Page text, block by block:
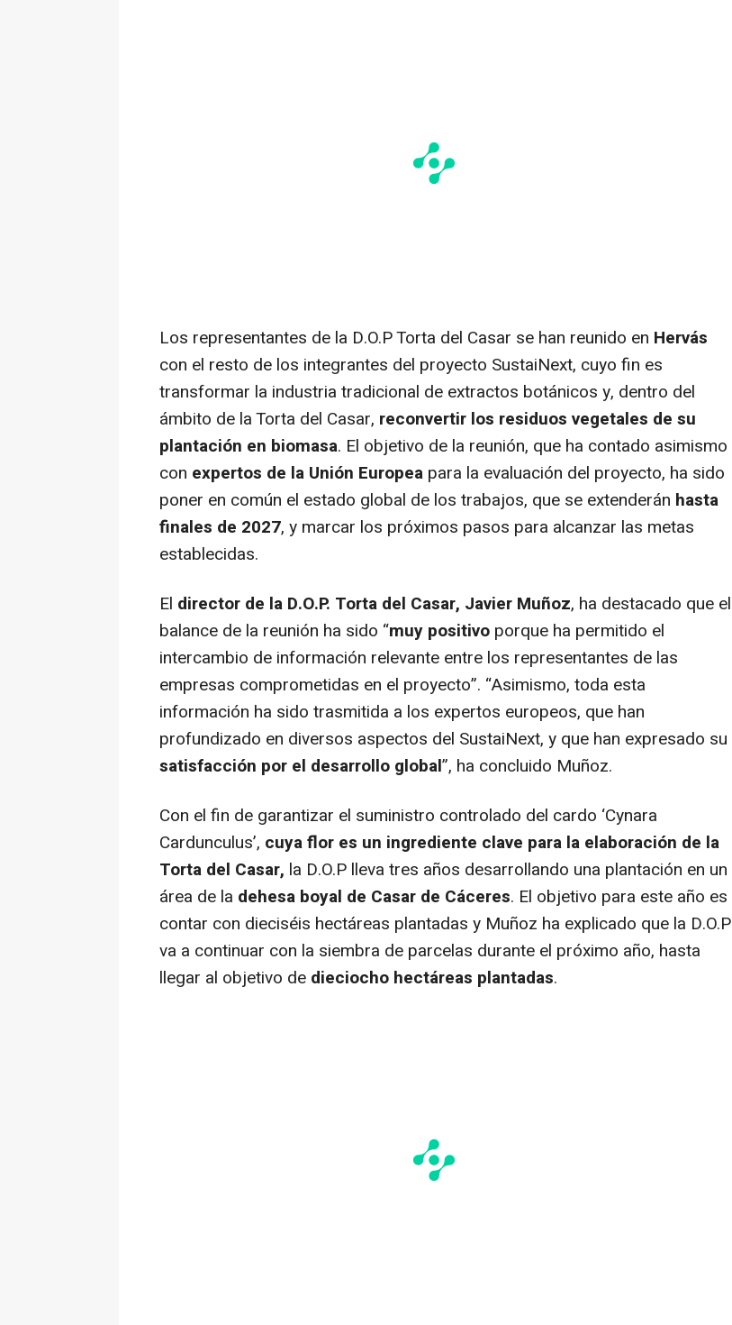
Los representantes de la D.O.P Torta del Casar se han reunido en Hervás
con el resto de los integrantes del proyecto SustaiNext, cuyo fin es
transformar la industria tradicional de extractos botánicos y, dentro del
ámbito de la Torta del Casar, reconvertir los residuos vegetales de su
plantación en biomasa. El objetivo de la reunión, que ha contado asimismo
con expertos de la Unión Europea para la evaluación del proyecto, ha sido
poner en común el estado global de los trabajos, que se extenderán hasta
finales de 2027, y marcar los próximos pasos para alcanzar las metas
establecidas.
El director de la D.O.P. Torta del Casar, Javier Muñoz, ha destacado que el
balance de la reunión ha sido “muy positivo porque ha permitido el
intercambio de información relevante entre los representantes de las
empresas comprometidas en el proyecto”. “Asimismo, toda esta
información ha sido trasmitida a los expertos europeos, que han
profundizado en diversos aspectos del SustaiNext, y que han expresado su
satisfacción por el desarrollo global”, ha concluido Muñoz.
Con el fin de garantizar el suministro controlado del cardo ‘Cynara
Cardunculus’, cuya flor es un ingrediente clave para la elaboración de la
Torta del Casar, la D.O.P lleva tres años desarrollando una plantación en un
área de la dehesa boyal de Casar de Cáceres. El objetivo para este año es
contar con dieciséis hectáreas plantadas y Muñoz ha explicado que la D.O.P
va a continuar con la siembra de parcelas durante el próximo año, hasta
llegar al objetivo de dieciocho hectáreas plantadas.